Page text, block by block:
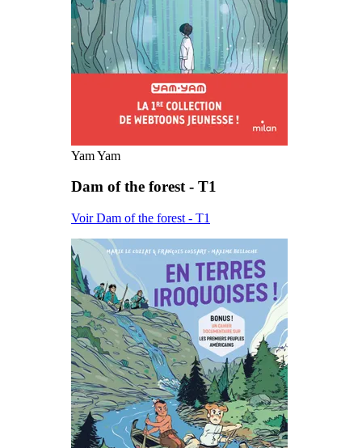
Yam Yam
Dam of the forest - T1
Voir Dam of the forest - T1